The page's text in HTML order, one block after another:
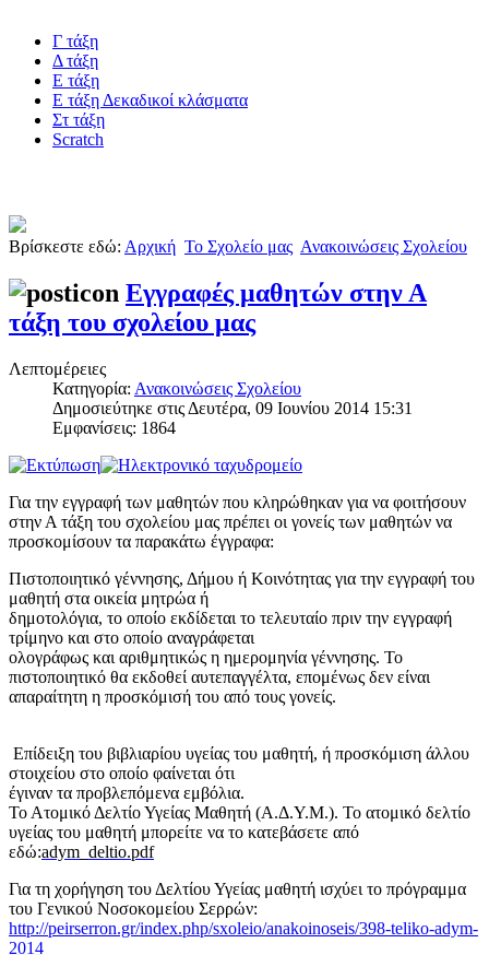
Γ τάξη
Δ τάξη
Ε τάξη
Ε τάξη Δεκαδικοί κλάσματα
Στ τάξη
Scratch
Βρίσκεστε εδώ: Αρχική Το Σχολείο μας Ανακοινώσεις Σχολείου
Εγγραφές μαθητών στην Α
τάξη του σχολείου μας
Λεπτομέρειες
Κατηγορία: Ανακοινώσεις Σχολείου
Δημοσιεύτηκε στις Δευτέρα, 09 Ιουνίου 2014 15:31
Εμφανίσεις: 1864
Για την εγγραφή των μαθητών που κληρώθηκαν για να φοιτήσουν
στην Α τάξη του σχολείου μας πρέπει οι γονείς των μαθητών να
προσκομίσουν τα παρακάτω έγγραφα:
Πιστοποιητικό γέννησης, Δήμου ή Κοινότητας για την εγγραφή του
μαθητή στα οικεία μητρώα ή
δημοτολόγια, το οποίο εκδίδεται το τελευταίο πριν την εγγραφή
τρίμηνο και στο οποίο αναγράφεται
ολογράφως και αριθμητικώς η ημερομηνία γέννησης. Το
πιστοποιητικό θα εκδοθεί αυτεπαγγέλτα, επομένως δεν είναι
απαραίτητη η προσκόμισή του από τους γονείς.
Επίδειξη του βιβλιαρίου υγείας του μαθητή, ή προσκόμιση άλλου
στοιχείου στο οποίο φαίνεται ότι
έγιναν τα προβλεπόμενα εμβόλια.
Το Ατομικό Δελτίο Υγείας Μαθητή (Α.Δ.Υ.Μ.). Το ατομικό δελτίο
υγείας του μαθητή μπορείτε να το κατεβάσετε από
εδώ:adym_deltio.pdf
Για τη χορήγηση του Δελτίου Υγείας μαθητή ισχύει το πρόγραμμα
του Γενικού Νοσοκομείου Σερρών:
http://peirserron.gr/index.php/sxoleio/anakoinoseis/398-teliko-adym-
2014